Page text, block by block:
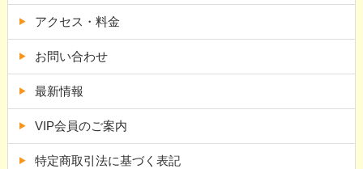
アクセス・料金
お問い合わせ
最新情報
VIP会員のご案内
特定商取引法に基づく表記